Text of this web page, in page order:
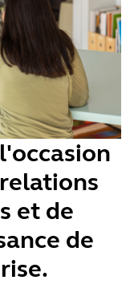
et de
de